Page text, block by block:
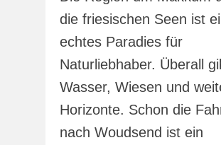
die friesischen Seen ist
echtes Paradies für
Naturliebhaber. Überall
Wasser, Wiesen und
Horizonte. Schon die
nach Woudsend ist ein